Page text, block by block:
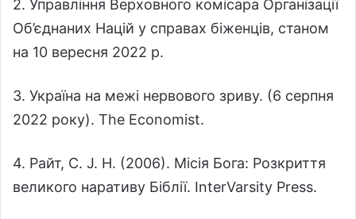
2. Управління Верховного комісара Організації
Об’єднаних Націй у справах біженців, станом
на 10 вересня 2022 р.
3. Україна на межі нервового зриву. (6 серпня
2022 року). The Economist.
4. Райт, C. J. H. (2006). Місія Бога: Розкриття
великого наративу Біблії. InterVarsity Press.